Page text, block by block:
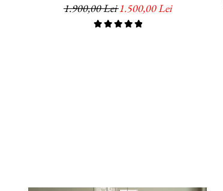
1.900,00 Lei1.500,00 Lei